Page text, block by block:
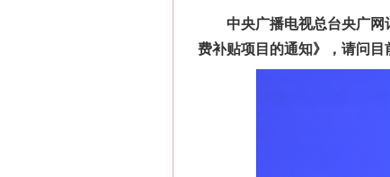
中央广播电视总台央广网记
费补贴项目的通知》，请问目